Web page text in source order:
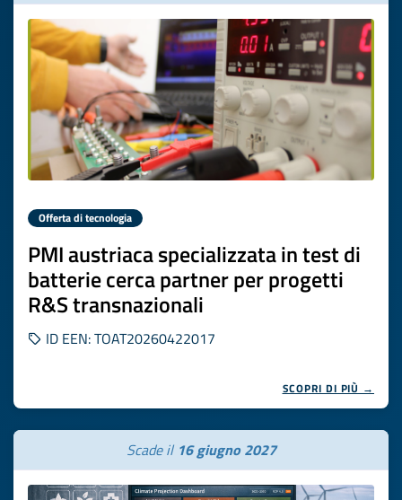
Offerta di tecnologia
PMI austriaca specializzata in test di
batterie cerca partner per progetti
R&S transnazionali
ID EEN: TOAT20260422017
SCOPRI DI PIÙ →
Scade il 16 giugno 2027